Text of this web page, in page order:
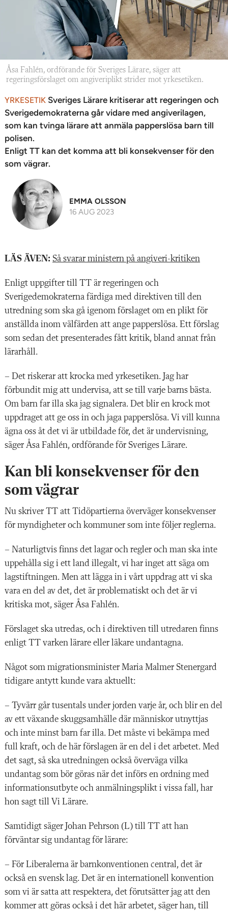
Åsa Fahlén, ordförande för Sveriges Lärare, säger att
regeringsförslaget om angiveriplikt strider mot yrkesetiken.
YRKESETIK Sveriges Lärare kritiserar att regeringen och
Sverigedemokraterna går vidare med angiverilagen,
som kan tvinga lärare att anmäla papperslösa barn till
polisen.
Enligt TT kan det komma att bli konsekvenser för den
som vägrar.
EMMA OLSSON
16 AUG 2023
LÄS ÄVEN: Så svarar ministern på angiveri-kritiken
Enligt uppgifter till TT är regeringen och
Sverigedemokraterna färdiga med direktiven till den
utredning som ska gå igenom förslaget om en plikt för
anställda inom välfärden att ange papperslösa. Ett förslag
som sedan det presenterades fått kritik, bland annat från
lärarhåll.
– Det riskerar att krocka med yrkesetiken. Jag har
förbundit mig att undervisa, att se till varje barns bästa.
Om barn far illa ska jag signalera. Det blir en krock mot
uppdraget att ge oss in och jaga papperslösa. Vi vill kunna
ägna oss åt det vi är utbildade för, det är undervisning,
säger Åsa Fahlén, ordförande för Sveriges Lärare.
Kan bli konsekvenser för den
som vägrar
Nu skriver TT att Tidöpartierna överväger konsekvenser
för myndigheter och kommuner som inte följer reglerna.
– Naturligtvis finns det lagar och regler och man ska inte
uppehålla sig i ett land illegalt, vi har inget att säga om
lagstiftningen. Men att lägga in i vårt uppdrag att vi ska
vara en del av det, det är problematiskt och det är vi
kritiska mot, säger Åsa Fahlén.
Förslaget ska utredas, och i direktiven till utredaren finns
enligt TT varken lärare eller läkare undantagna.
Något som migrationsminister Maria Malmer Stenergard
tidigare antytt kunde vara aktuellt:
– Tyvärr går tusentals under jorden varje år, och blir en del
av ett växande skuggsamhälle där människor utnyttjas
och inte minst barn far illa. Det måste vi bekämpa med
full kraft, och de här förslagen är en del i det arbetet. Med
det sagt, så ska utredningen också överväga vilka
undantag som bör göras när det införs en ordning med
informationsutbyte och anmälningsplikt i vissa fall, har
hon sagt till Vi Lärare.
Samtidigt säger Johan Pehrson (L) till TT att han
förväntar sig undantag för lärare:
– För Liberalerna är barnkonventionen central, det är
också en svensk lag. Det är en internationell konvention
som vi är satta att respektera, det förutsätter jag att den
kommer att göras också i det här arbetet, säger han, till